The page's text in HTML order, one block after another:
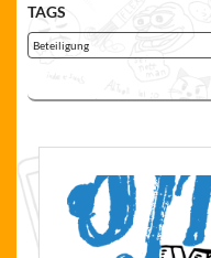
TAGS
Beteiligung